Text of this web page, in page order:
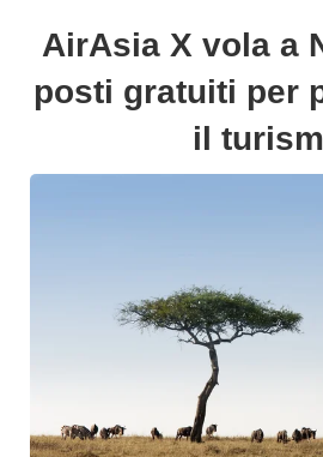
AirAsia X vola a
posti gratuiti per
il